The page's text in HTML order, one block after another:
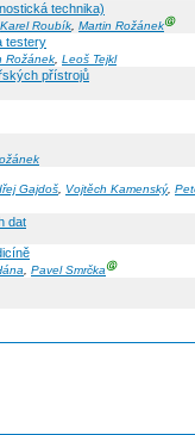
technika)
Karel Roubík, Martin RožánekⒼ
testery
Rožánek, Leoš Tejkl
přístrojů
Gajdoš, Vojtěch Kamenský,
dat
, Pavel SmrčkaⒼ